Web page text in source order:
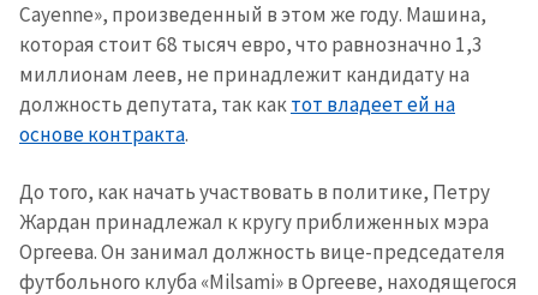
Отправить
информацию
О ZDG
în Română in English
Cayenne», произведенный в этом же году. Машина,
которая стоит 68 тысяч евро, что равнозначно 1,3
миллионам леев, не принадлежит кандидату на
должность депутата, так кактот владеет ей на
основе контракта.
До того, как начать участвовать в политике, Петру
Жардан принадлежал к кругу приближенных мэра
Оргеева. Он занимал должность вице-председателя
футбольного клуба «Milsami» в Оргееве, находящегося